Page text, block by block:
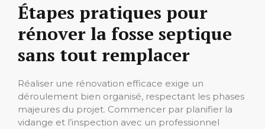
Étapes pratiques pour
rénover la fosse septique
sans tout remplacer
Réaliser une rénovation efficace exige un
déroulement bien organisé, respectant les phases
majeures du projet. Commencer par planifier la
vidange et l’inspection avec un professionnel